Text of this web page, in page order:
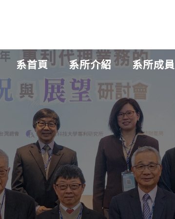
系首頁 系所介紹 系所成員